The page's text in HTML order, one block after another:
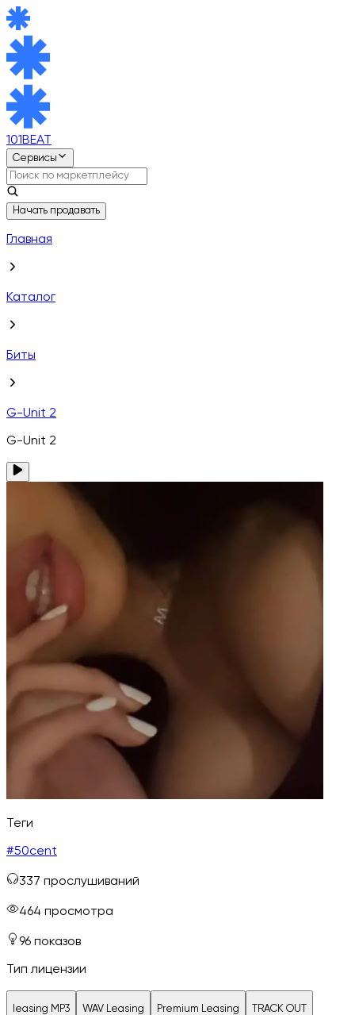
101BEAT
Сервисы
Начать продавать
Главная
Каталог
Биты
G-Unit 2
G-Unit 2
Теги
#50cent
337 прослушиваний
464 просмотра
96 показов
Тип лицензии
leasing MP3 WAV Leasing Premium Leasing TRACK OUT